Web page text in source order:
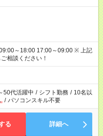
～18:00 17:00～09:00 ※ 上記
相談ください！
50代活躍中 / シフト勤務 / 10名以
/ パソコンスキル不要
る 詳細へ